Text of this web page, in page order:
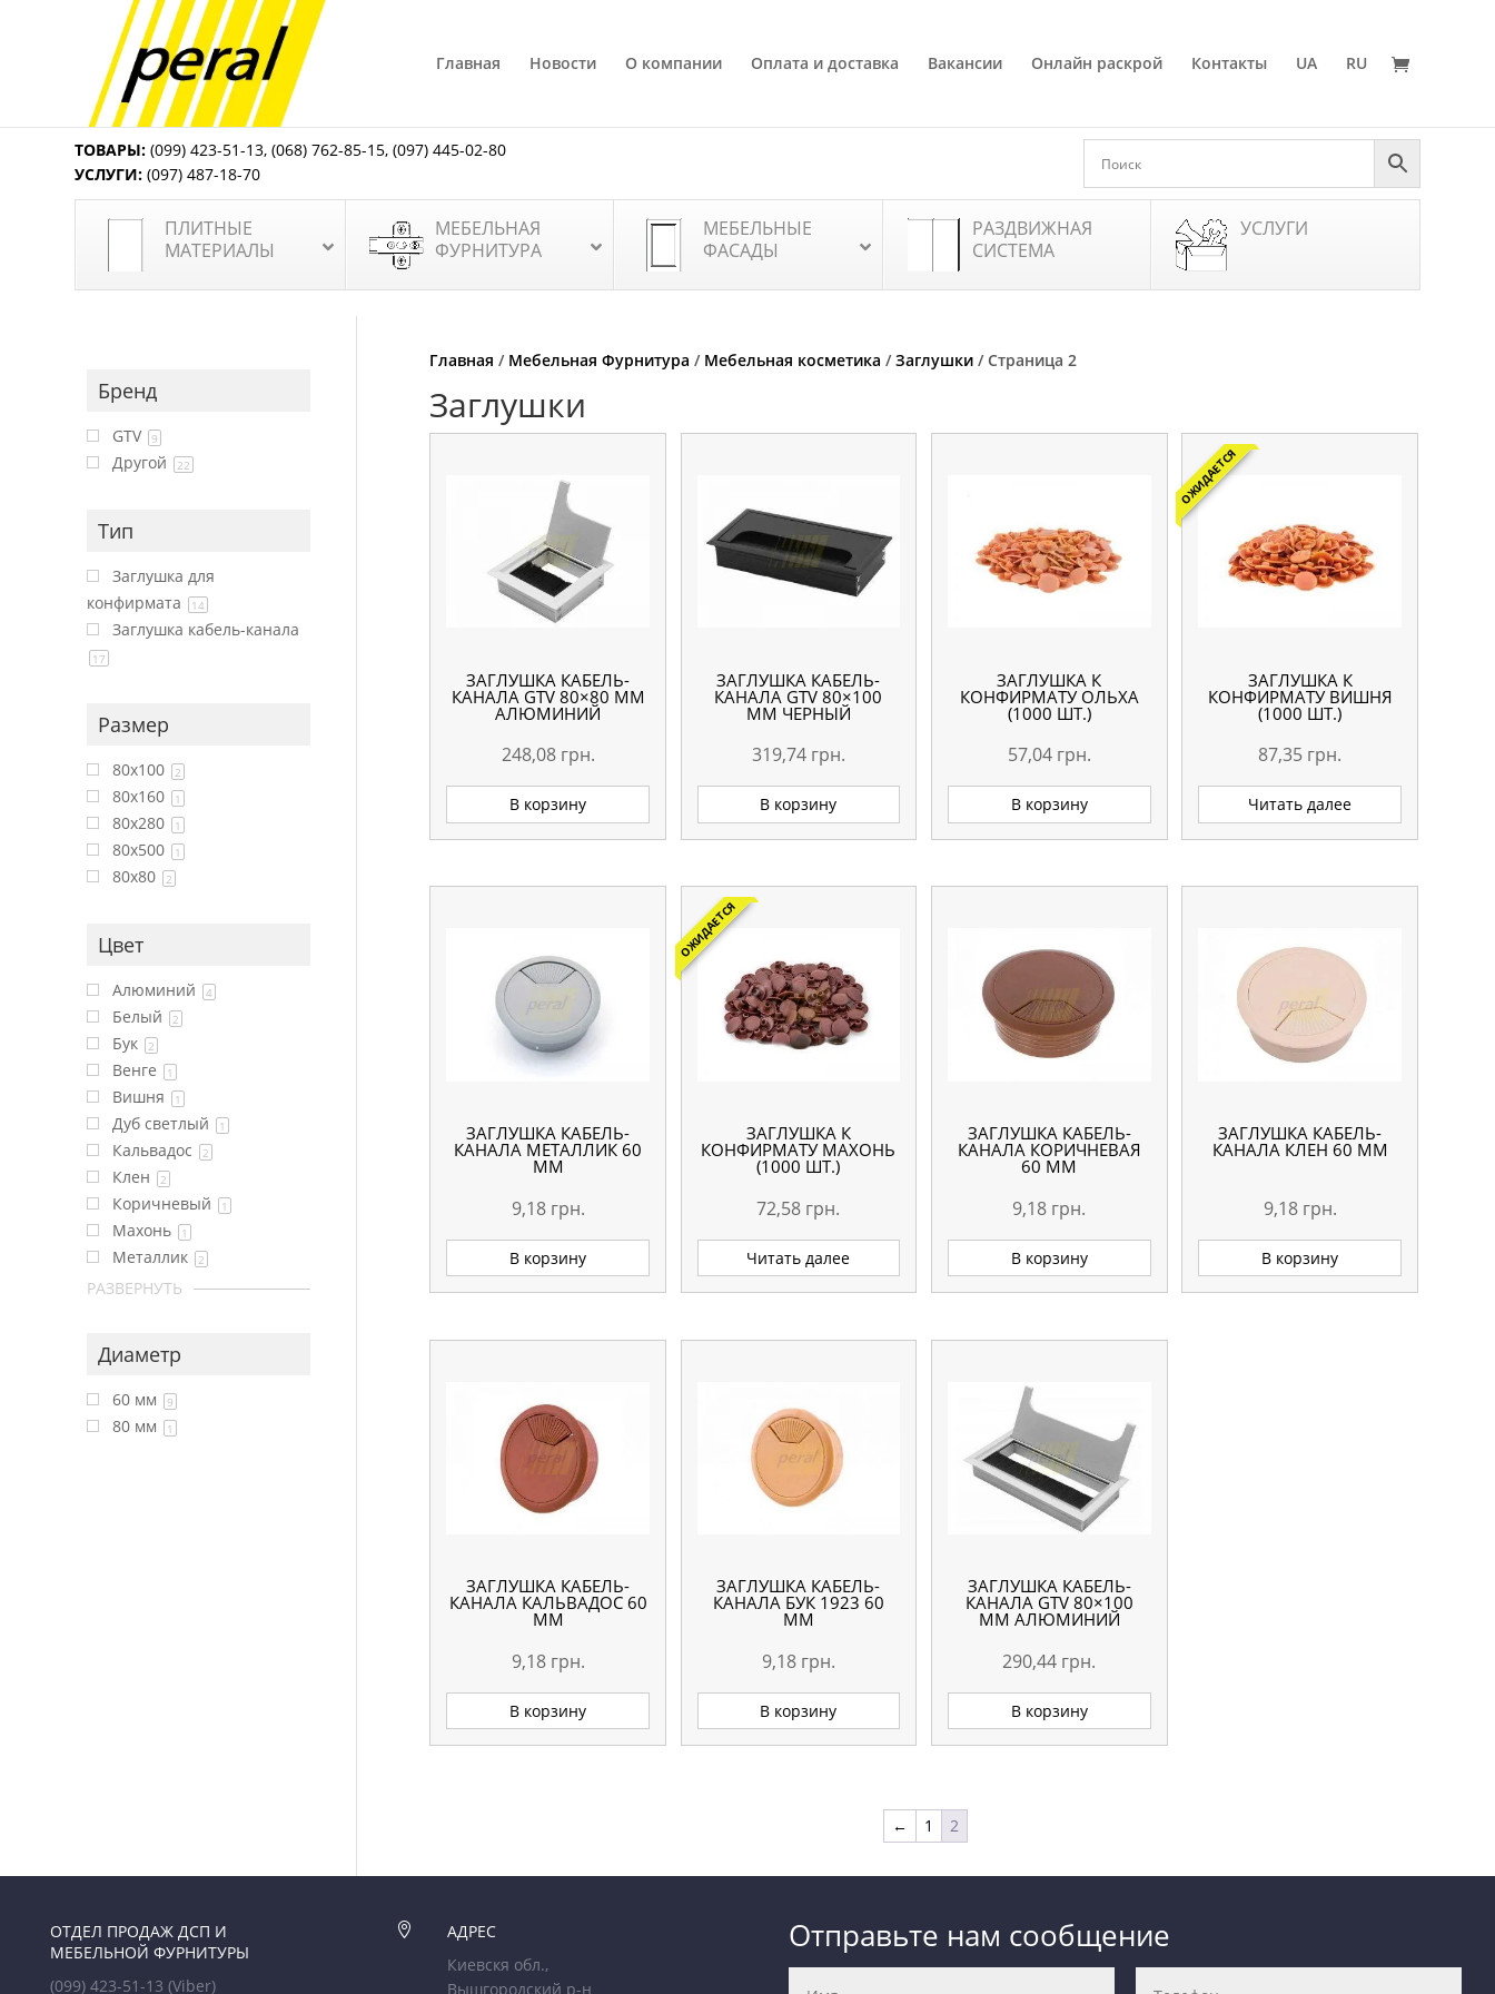
Главная Новости О компании Оплата и доставка Вакансии Онлайн раскрой Контакты UA RU
ТОВАРЫ: (099) 423-51-13,(068) 762-85-15,(097) 445-02-80
УСЛУГИ: (097) 487-18-70
ПЛИТНЫЕ
МАТЕРИАЛЫ
МЕБЕЛЬНАЯ
ФУРНИТУРА
МЕБЕЛЬНЫЕ
ФАСАДЫ
РАЗДВИЖНАЯ
СИСТЕМА
УСЛУГИ
Главная / Мебельная Фурнитура / Мебельная косметика /Заглушки / Страница 2
Заглушки
ЗАГЛУШКА КАБЕЛЬ-
КАНАЛА GTV 80×80 ММ
АЛЮМИНИЙ
248,08 грн.
В корзину
ЗАГЛУШКА КАБЕЛЬ-
КАНАЛА GTV 80×100
ММ ЧЕРНЫЙ
319,74 грн.
В корзину
ЗАГЛУШКА К
КОНФИРМАТУ ОЛЬХА
(1000 ШТ.)
57,04 грн.
В корзину
ОЖИДАЕТСЯ
ЗАГЛУШКА К
КОНФИРМАТУ ВИШНЯ
(1000 ШТ.)
87,35 грн.
Читать далее
ЗАГЛУШКА КАБЕЛЬ-
КАНАЛА МЕТАЛЛИК 60
ММ
9,18 грн.
В корзину
ОЖИДАЕТСЯ
ЗАГЛУШКА К
КОНФИРМАТУ МАХОНЬ
(1000 ШТ.)
72,58 грн.
Читать далее
ЗАГЛУШКА КАБЕЛЬ-
КАНАЛА КОРИЧНЕВАЯ
60 ММ
9,18 грн.
В корзину
ЗАГЛУШКА КАБЕЛЬ-
КАНАЛА КЛЕН 60 ММ
9,18 грн.
В корзину
ЗАГЛУШКА КАБЕЛЬ-
КАНАЛА КАЛЬВАДОС 60
ММ
9,18 грн.
В корзину
ЗАГЛУШКА КАБЕЛЬ-
КАНАЛА БУК 1923 60
ММ
9,18 грн.
В корзину
ЗАГЛУШКА КАБЕЛЬ-
КАНАЛА GTV 80×100
ММ АЛЮМИНИЙ
290,44 грн.
В корзину
← 1 2
Бренд
GTV 9
Другой 22
Тип
Заглушка для
конфирмата
14
Заглушка кабель-канала
17
Размер
80x100 2
80x160 1
80x280 1
80x500 1
80x80 2
Цвет
Алюминий 4
Белый 2
Бук 2
Венге 1
Вишня 1
Дуб светлый 1
Кальвадос 2
Клен 2
Коричневый 1
Махонь 1
Металлик 2
РАЗВЕРНУТЬ
Диаметр
60 мм 9
80 мм 1
ОТДЕЛ ПРОДАЖ ДСП И
МЕБЕЛЬНОЙ ФУРНИТУРЫ
(099) 423-51-13(Viber)

АДРЕС
Киевскя обл.,
Вышгородский р-н
Отправьте нам сообщение